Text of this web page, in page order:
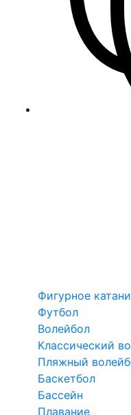
Фигурное
Футбол
Волейбол
Классический
Пляжный
Баскетбол
Бассейн
Плавание